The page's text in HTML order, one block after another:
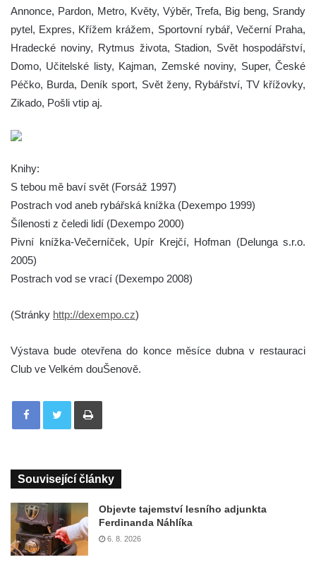
Annonce, Pardon, Metro, Květy, Výběr, Trefa, Big beng, Srandy
pytel, Expres, Křížem krážem, Sportovní rybář, Večerní Praha,
Hradecké noviny, Rytmus života, Stadion, Svět hospodářství,
Domo, Učitelské listy, Kajman, Zemské noviny, Super, České
Péčko, Burda, Deník sport, Svět ženy, Rybářství, TV křížovky,
Zikado, Pošli vtip aj.
Knihy:
S tebou mě baví svět (Forsáž 1997)
Postrach vod aneb rybářská knížka (Dexempo 1999)
Šílenosti z čeledi lidí (Dexempo 2000)
Pivní knížka-Večerníček, Upír Krejčí, Hofman (Delunga s.r.o.
2005)
Postrach vod se vrací (Dexempo 2008)
(Stránky http://dexempo.cz)
Výstava bude otevřena do konce měsíce dubna v restauraci
Club ve Velkém douŠenově.
Tisknout
Související články
Objevte tajemství lesního adjunkta
Ferdinanda Náhlíka
6. 8. 2026